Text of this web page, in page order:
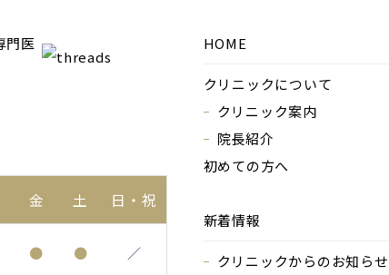
金 土 日・祝
● ● ／
HOME
クリニックについて
クリニック案内
院長紹介
初めての方へ
新着情報
クリニックからのお知ら